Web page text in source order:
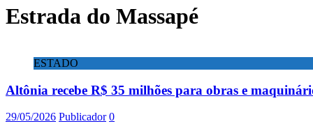
Estrada do Massapé
ESTADO
Altônia recebe R$ 35 milhões para obras e
29/05/2026 Publicador 0